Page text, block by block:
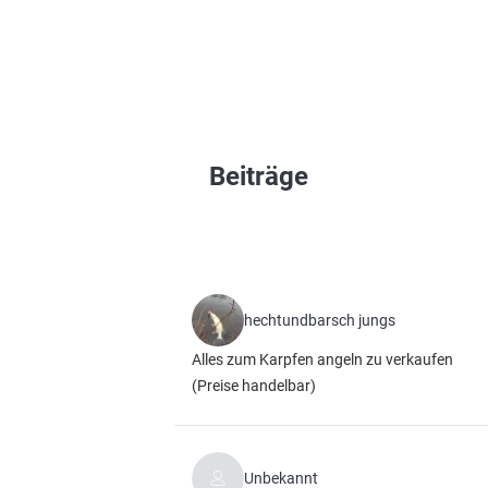
Beiträge
hechtundbarsch jungs
Alles zum Karpfen angeln zu verkaufen
(Preise handelbar)
Unbekannt